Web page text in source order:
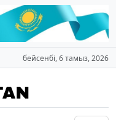
бейсенбі, 6 тамыз, 2026